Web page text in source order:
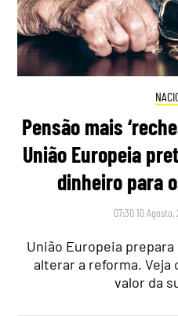
Pensão mais
União Europeia
dinheiro para
07:30 10 Agosto,
União Europeia
alterar a reforma. Veja
valor da